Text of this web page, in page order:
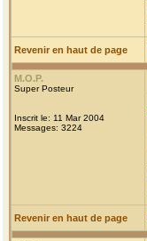
Revenir en haut de page
M.O.P.
Super Posteur
Inscrit le: 11 Mar 2004
Messages: 3224
Revenir en haut de page